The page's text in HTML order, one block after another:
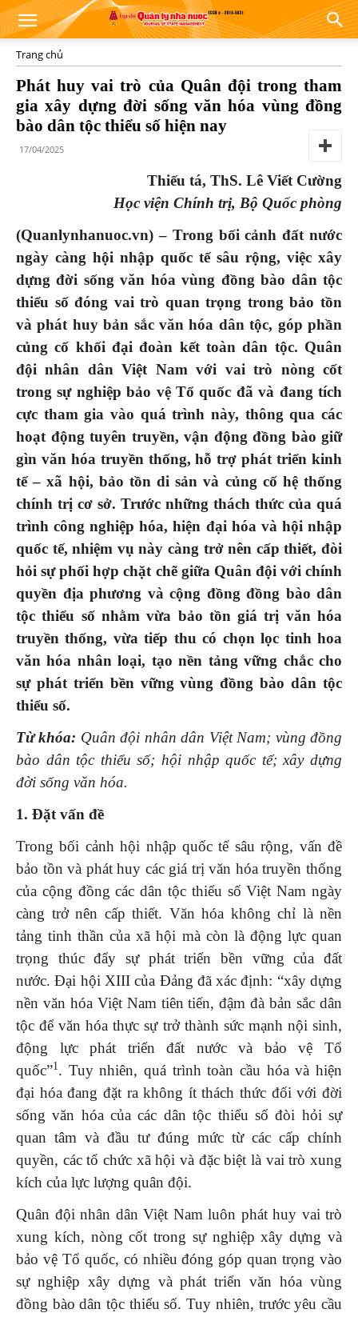
Trang chủ
Phát huy vai trò của Quân đội trong tham
gia xây dựng đời sống văn hóa vùng đồng
bào dân tộc thiểu số hiện nay
17/04/2025
Thiếu tá, ThS. Lê Viết Cường
Học viện Chính trị, Bộ Quốc phòng
(Quanlynhanuoc.vn) – Trong bối cảnh đất nước
ngày càng hội nhập quốc tế sâu rộng, việc xây
dựng đời sống văn hóa vùng đồng bào dân tộc
thiểu số đóng vai trò quan trọng trong bảo tồn
và phát huy bản sắc văn hóa dân tộc, góp phần
củng cố khối đại đoàn kết toàn dân tộc. Quân
đội nhân dân Việt Nam với vai trò nòng cốt
trong sự nghiệp bảo vệ Tổ quốc đã và đang tích
cực tham gia vào quá trình này, thông qua các
hoạt động tuyên truyền, vận động đồng bào giữ
gìn văn hóa truyền thống, hỗ trợ phát triển kinh
tế – xã hội, bảo tồn di sản và củng cố hệ thống
chính trị cơ sở. Trước những thách thức của quá
trình công nghiệp hóa, hiện đại hóa và hội nhập
quốc tế, nhiệm vụ này càng trở nên cấp thiết, đòi
hỏi sự phối hợp chặt chẽ giữa Quân đội với chính
quyền địa phương và cộng đồng đồng bào dân
tộc thiểu số nhằm vừa bảo tồn giá trị văn hóa
truyền thống, vừa tiếp thu có chọn lọc tinh hoa
văn hóa nhân loại, tạo nền tảng vững chắc cho
sự phát triển bền vững vùng đồng bào dân tộc
thiểu số.
Từ khóa: Quân đội nhân dân Việt Nam; vùng đồng
bào dân tộc thiểu số; hội nhập quốc tế; xây dựng
đời sống văn hóa.
1. Đặt vấn đề
Trong bối cảnh hội nhập quốc tế sâu rộng, vấn đề
bảo tồn và phát huy các giá trị văn hóa truyền thống
của cộng đồng các dân tộc thiểu số Việt Nam ngày
càng trở nên cấp thiết. Văn hóa không chỉ là nền
tảng tinh thần của xã hội mà còn là động lực quan
trọng thúc đẩy sự phát triển bền vững của đất
nước. Đại hội XIII của Đảng đã xác định: “xây dựng
nền văn hóa Việt Nam tiên tiến, đậm đà bản sắc dân
tộc để văn hóa thực sự trở thành sức mạnh nội sinh,
động lực phát triển đất nước và bảo vệ Tổ
quốc”1. Tuy nhiên, quá trình toàn cầu hóa và hiện
đại hóa đang đặt ra không ít thách thức đối với đời
sống văn hóa của các dân tộc thiểu số đòi hỏi sự
quan tâm và đầu tư đúng mức từ các cấp chính
quyền, các tổ chức xã hội và đặc biệt là vai trò xung
kích của lực lượng quân đội.
Quân đội nhân dân Việt Nam luôn phát huy vai trò
xung kích, nòng cốt trong sự nghiệp xây dựng và
bảo vệ Tổ quốc, có nhiều đóng góp quan trọng vào
sự nghiệp xây dựng và phát triển văn hóa vùng
đồng bào dân tộc thiểu số. Tuy nhiên, trước yêu cầu